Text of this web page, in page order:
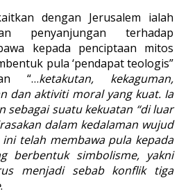
dengan Jerusalem ialah
penyanjungan terhadap
kepada penciptaan mitos
pula ‘pendapat teologis”
“…ketakutan, kekaguman,
dan aktiviti moral yang kuat. Ia
sebagai suatu kekuatan “di luar
dalam kedalaman wujud
telah membawa pula kepada
berbentuk simbolisme, yakni
menjadi sebab konflik tiga
.